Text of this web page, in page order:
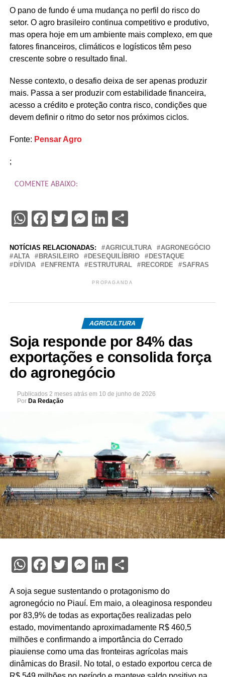
O pano de fundo é uma mudança no perfil do risco do
setor. O agro brasileiro continua competitivo e produtivo,
mas opera hoje em um ambiente mais complexo, em que
fatores financeiros, climáticos e logísticos têm peso
crescente sobre o resultado final.
Nesse contexto, o desafio deixa de ser apenas produzir
mais. Passa a ser produzir com estabilidade financeira,
acesso a crédito e proteção contra risco, condições que
devem definir o ritmo do setor nos próximos ciclos.
Fonte: Pensar Agro
;
COMENTE ABAIXO:
WhatsApp
Facebook
Twitter
Messenger
LinkedIn
Share
NOTÍCIAS RELACIONADAS: AGRICULTURA
AGRONEGÓCIO
ALTA
BRASILEIRO DESEQUILÍBRIO
DESTAQUE
DÍVIDA
ENFRENTA ESTRUTURAL RECORDE SAFRAS
PROPAGANDA
AGRICULTURA
Soja responde por 84% das
exportações e consolida força
do agronegócio
Publicados 2 meses atrás em 10 de junho de 2026
Por Da Redação
WhatsApp
Facebook
Twitter
Messenger
LinkedIn
Share
A soja segue sustentando o protagonismo do
agronegócio no Piauí. Em maio, a oleaginosa respondeu
por 83,9% de todas as exportações realizadas pelo
estado, movimentando aproximadamente R$ 460,5
milhões e confirmando a importância do Cerrado
piauiense como uma das fronteiras agrícolas mais
dinâmicas do Brasil. No total, o estado exportou cerca de